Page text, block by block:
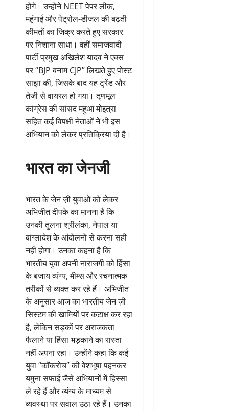
होंगे। उन्होंने NEET पेपर लीक,
महंगाई और पेट्रोल-डीजल की बढ़ती
कीमतों का जिक्र करते हुए सरकार
पर निशाना साधा। वहीं समाजवादी
पार्टी प्रमुख अखिलेश यादव ने एक्स
पर “BJP बनाम CJP” लिखते हुए पोस्ट
साझा की, जिसके बाद यह ट्रेंड और
तेजी से वायरल हो गया। तृणमूल
कांग्रेस की सांसद महुआ मोइत्रा
सहित कई विपक्षी नेताओं ने भी इस
अभियान को लेकर प्रतिक्रिया दी है।
भारत का जेनजी
भारत के जेन ज़ी युवाओं को लेकर
अभिजीत दीपके का मानना है कि
उनकी तुलना श्रीलंका, नेपाल या
बांग्लादेश के आंदोलनों से करना सही
नहीं होगा। उनका कहना है कि
भारतीय युवा अपनी नाराजगी को हिंसा
के बजाय व्यंग्य, मीम्स और रचनात्मक
तरीकों से व्यक्त कर रहे हैं। अभिजीत
के अनुसार आज का भारतीय जेन ज़ी
सिस्टम की खामियों पर कटाक्ष कर रहा
है, लेकिन सड़कों पर अराजकता
फैलाने या हिंसा भड़काने का रास्ता
नहीं अपना रहा। उन्होंने कहा कि कई
युवा “कॉकरोच” की वेशभूषा पहनकर
यमुना सफाई जैसे अभियानों में हिस्सा
ले रहे हैं और व्यंग्य के माध्यम से
व्यवस्था पर सवाल उठा रहे हैं। उनका